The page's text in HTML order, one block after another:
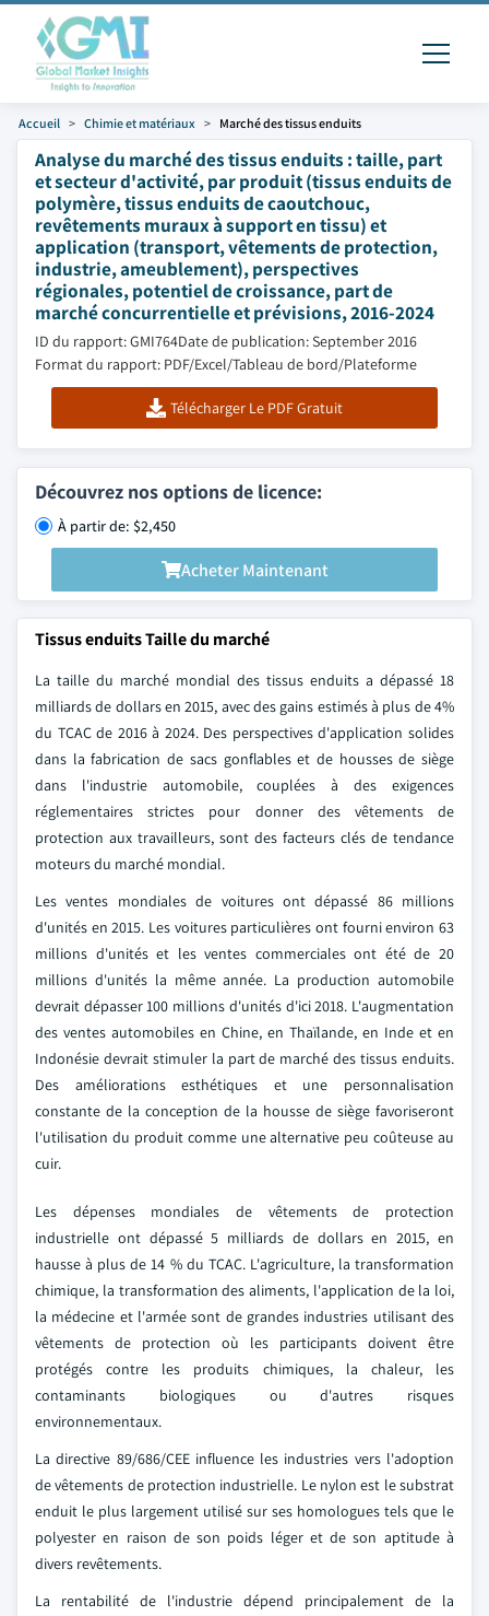
Accueil Chimie et matériaux Marché des tissus enduits
Analyse du marché des tissus enduits : taille, part
et secteur d'activité, par produit (tissus enduits de
polymère, tissus enduits de caoutchouc,
revêtements muraux à support en tissu) et
application (transport, vêtements de protection,
industrie, ameublement), perspectives
régionales, potentiel de croissance, part de
marché concurrentielle et prévisions, 2016-2024
ID du rapport: GMI764Date de publication: September 2016
Format du rapport: PDF/Excel/Tableau de bord/Plateforme
Télécharger Le PDF Gratuit
Découvrez nos options de licence:
À partir de: $2,450
Acheter Maintenant
Tissus enduits Taille du marché
La taille du marché mondial des tissus enduits a dépassé 18
milliards de dollars en 2015, avec des gains estimés à plus de 4%
du TCAC de 2016 à 2024. Des perspectives d'application solides
dans la fabrication de sacs gonflables et de housses de siège
dans l'industrie automobile, couplées à des exigences
réglementaires strictes pour donner des vêtements de
protection aux travailleurs, sont des facteurs clés de tendance
moteurs du marché mondial.
Les ventes mondiales de voitures ont dépassé 86 millions
d'unités en 2015. Les voitures particulières ont fourni environ 63
millions d'unités et les ventes commerciales ont été de 20
millions d'unités la même année. La production automobile
devrait dépasser 100 millions d'unités d'ici 2018. L'augmentation
des ventes automobiles en Chine, en Thaïlande, en Inde et en
Indonésie devrait stimuler la part de marché des tissus enduits.
Des améliorations esthétiques et une personnalisation
constante de la conception de la housse de siège favoriseront
l'utilisation du produit comme une alternative peu coûteuse au
cuir.
Les dépenses mondiales de vêtements de protection
industrielle ont dépassé 5 milliards de dollars en 2015, en
hausse à plus de 14 % du TCAC. L'agriculture, la transformation
chimique, la transformation des aliments, l'application de la loi,
la médecine et l'armée sont de grandes industries utilisant des
vêtements de protection où les participants doivent être
protégés contre les produits chimiques, la chaleur, les
contaminants biologiques ou d'autres risques
environnementaux.
La directive 89/686/CEE influence les industries vers l'adoption
de vêtements de protection industrielle. Le nylon est le substrat
enduit le plus largement utilisé sur ses homologues tels que le
polyester en raison de son poids léger et de son aptitude à
divers revêtements.
La rentabilité de l'industrie dépend principalement de la